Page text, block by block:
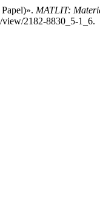
MATLIT:
2182-8830_5-1_6.